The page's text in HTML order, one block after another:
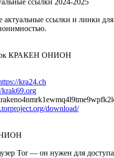
ссылки 2024-2025
актуальные ссылки и линки
КРАКЕН ОНИОН
kra24.ch
krak69.org
download/
Tor — он нужен для